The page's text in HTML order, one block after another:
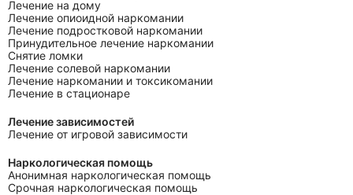
Лечение на дому
Лечение опиоидной наркомании
Лечение подростковой наркомании
Принудительное лечение наркомании
Снятие ломки
Лечение солевой наркомании
Лечение наркомании и токсикомании
Лечение в стационаре
Лечение зависимостей
Лечение от игровой зависимости
Наркологическая помощь
Анонимная наркологическая помощь
Срочная наркологическая помощь